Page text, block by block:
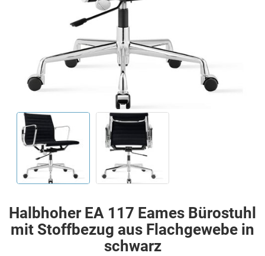
Halbhoher EA 117 Eames Bürostuhl
mit Stoffbezug aus Flachgewebe in
schwarz